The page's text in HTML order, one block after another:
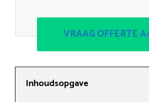
VRAAG OFFERTE
Inhoudsopgave